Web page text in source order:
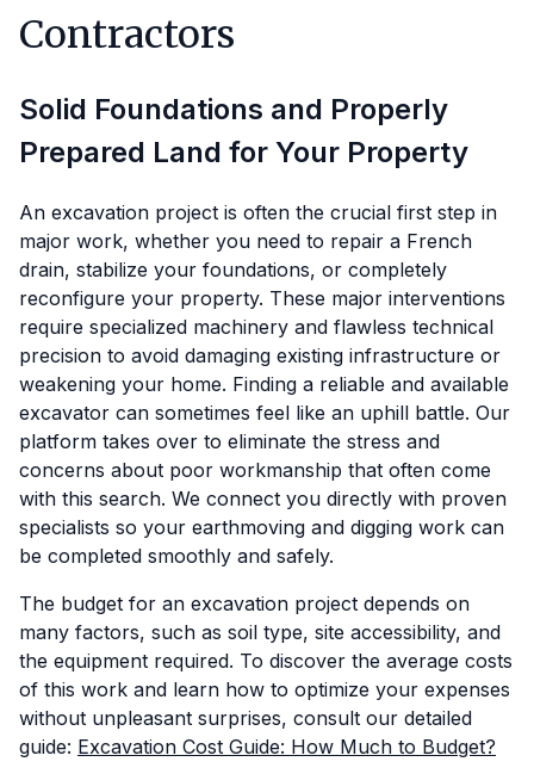
Contractors
Solid Foundations and Properly
Prepared Land for Your Property
An excavation project is often the crucial first step in
major work, whether you need to repair a French
drain, stabilize your foundations, or completely
reconfigure your property. These major interventions
require specialized machinery and flawless technical
precision to avoid damaging existing infrastructure or
weakening your home. Finding a reliable and available
excavator can sometimes feel like an uphill battle. Our
platform takes over to eliminate the stress and
concerns about poor workmanship that often come
with this search. We connect you directly with proven
specialists so your earthmoving and digging work can
be completed smoothly and safely.
The budget for an excavation project depends on
many factors, such as soil type, site accessibility, and
the equipment required. To discover the average costs
of this work and learn how to optimize your expenses
without unpleasant surprises, consult our detailed
guide: Excavation Cost Guide: How Much to Budget?